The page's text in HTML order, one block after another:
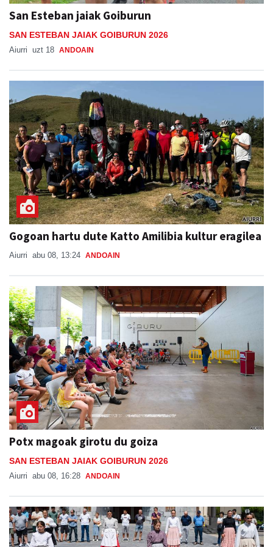
San Esteban jaiak Goiburun
SAN ESTEBAN JAIAK GOIBURUN 2026
Aiurri uzt 18 ANDOAIN
Gogoan hartu dute Katto Amilibia kultur eragilea
Aiurri abu 08, 13:24 ANDOAIN
Potx magoak girotu du goiza
SAN ESTEBAN JAIAK GOIBURUN 2026
Aiurri abu 08, 16:28 ANDOAIN